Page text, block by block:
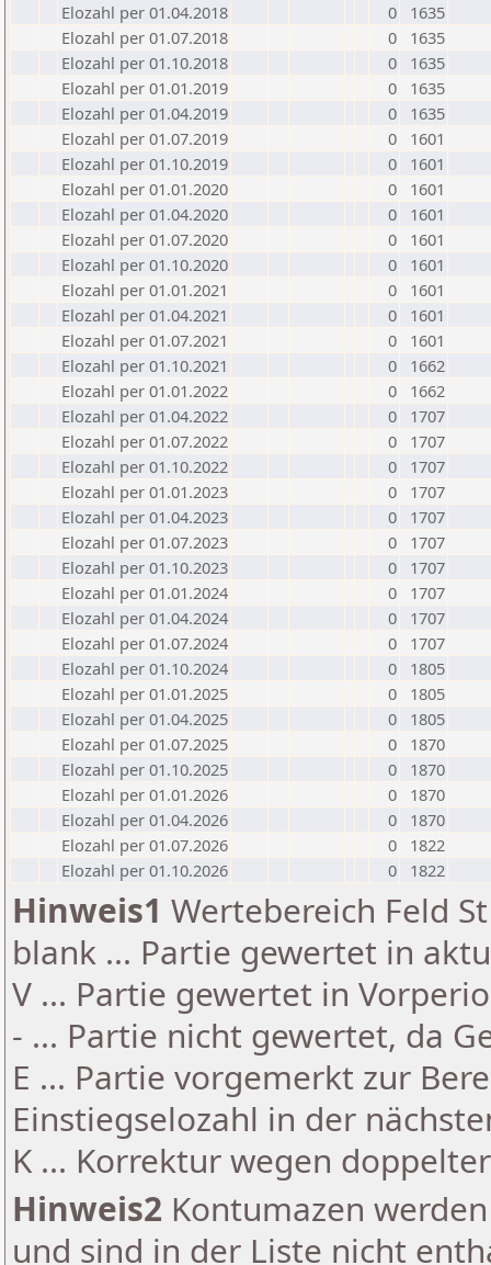
Elozahl per 01.04.2018
0
1635
Elozahl per 01.07.2018
0
1635
Elozahl per 01.10.2018
0
1635
Elozahl per 01.01.2019
0
1635
Elozahl per 01.04.2019
0
1635
Elozahl per 01.07.2019
0
1601
Elozahl per 01.10.2019
0
1601
Elozahl per 01.01.2020
0
1601
Elozahl per 01.04.2020
0
1601
Elozahl per 01.07.2020
0
1601
Elozahl per 01.10.2020
0
1601
Elozahl per 01.01.2021
0
1601
Elozahl per 01.04.2021
0
1601
Elozahl per 01.07.2021
0
1601
Elozahl per 01.10.2021
0
1662
Elozahl per 01.01.2022
0
1662
Elozahl per 01.04.2022
0
1707
Elozahl per 01.07.2022
0
1707
Elozahl per 01.10.2022
0
1707
Elozahl per 01.01.2023
0
1707
Elozahl per 01.04.2023
0
1707
Elozahl per 01.07.2023
0
1707
Elozahl per 01.10.2023
0
1707
Elozahl per 01.01.2024
0
1707
Elozahl per 01.04.2024
0
1707
Elozahl per 01.07.2024
0
1707
Elozahl per 01.10.2024
0
1805
Elozahl per 01.01.2025
0
1805
Elozahl per 01.04.2025
0
1805
Elozahl per 01.07.2025
0
1870
Elozahl per 01.10.2025
0
1870
Elozahl per 01.01.2026
0
1870
Elozahl per 01.04.2026
0
1870
Elozahl per 01.07.2026
0
1822
Elozahl per 01.10.2026
0 1822
Hinweis1 Wertebereich Feld
blank ... Partie gewertet in
V ... Partie gewertet in
- ... Partie nicht gewertet, da
E ... Partie vorgemerkt zur
Einstiegselozahl in der
K ... Korrektur wegen
Hinweis2 Kontumazen
und sind in der Liste nicht